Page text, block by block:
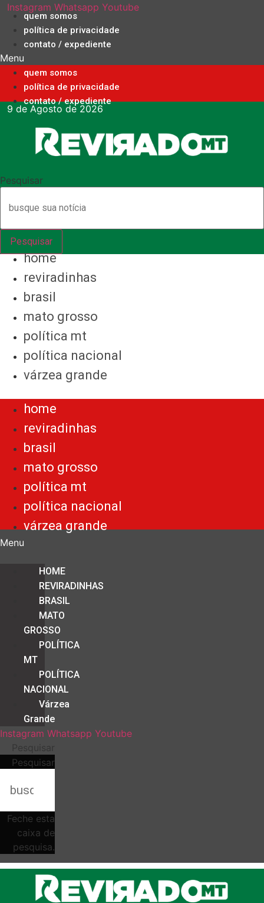
conteúdo
Instagram Whatsapp Youtube
quem somos
política de privacidade
contato / expediente
Menu
quem somos
política de privacidade
contato / expediente
9 de Agosto de 2026
Pesquisar
Pesquisar
home
reviradinhas
brasil
mato grosso
política mt
política nacional
várzea grande
home
reviradinhas
brasil
mato grosso
política mt
política nacional
várzea grande
Menu
HOME
REVIRADINHAS
BRASIL
MATO
GROSSO
POLÍTICA
MT
POLÍTICA
NACIONAL
Várzea
Grande
Instagram Whatsapp Youtube
Pesquisar
Pesquisar
Feche esta
caixa de
pesquisa.